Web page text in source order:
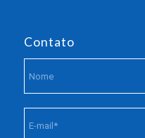
Contato